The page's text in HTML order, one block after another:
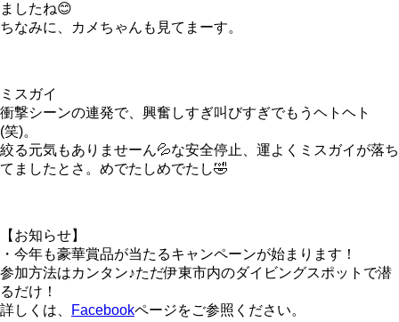
ましたね😊
ちなみに、カメちゃんも見てまーす。
ミスガイ
衝撃シーンの連発で、興奮しすぎ叫びすぎでもうヘトヘト
(笑)。
絞る元気もありませーん💦な安全停止、運よくミスガイが落ち
てましたとさ。めでたしめでたし🤣
【お知らせ】
・今年も豪華賞品が当たるキャンペーンが始まります！
参加方法はカンタン♪ただ伊東市内のダイビングスポットで潜
るだけ！
詳しくは、
Facebookページをご参照ください。